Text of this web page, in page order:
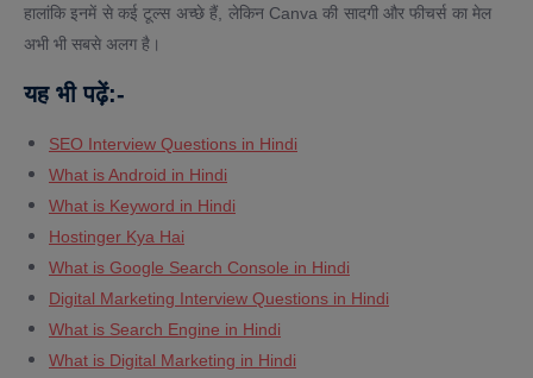
हालांकि इनमें से कई टूल्स अच्छे हैं, लेकिन Canva की सादगी और फीचर्स का मेल
अभी भी सबसे अलग है।
यह भी पढ़ें:-
SEO Interview Questions in Hindi
What is Android in Hindi
What is Keyword in Hindi
Hostinger Kya Hai
What is Google Search Console in Hindi
Digital Marketing Interview Questions in Hindi
What is Search Engine in Hindi
What is Digital Marketing in Hindi